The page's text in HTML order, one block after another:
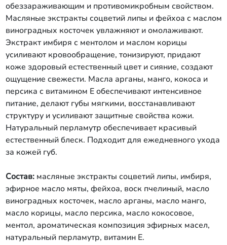
обеззараживающим и противомикробным свойством.
Масляные экстракты соцветий липы и фейхоа с маслом
виноградных косточек увлажняют и омолаживают.
Экстракт имбиря с ментолом и маслом корицы
усиливают кровообращение, тонизируют, придают
коже здоровый естественный цвет и сияние, создают
ощущение свежести. Масла арганы, манго, кокоса и
персика с витамином Е обеспечивают интенсивное
питание, делают губы мягкими, восстанавливают
структуру и усиливают защитные свойства кожи.
Натуральный перламутр обеспечивает красивый
естественный блеск. Подходит для ежедневного ухода
за кожей губ.
Состав:масляные экстракты соцветий липы, имбиря,
эфирное масло мяты, фейхоа, воск пчелиный, масло
виноградных косточек, масло арганы, масло манго,
масло корицы, масло персика, масло кокосовое,
ментол, ароматическая композиция эфирных масел,
натуральный перламутр, витамин Е.